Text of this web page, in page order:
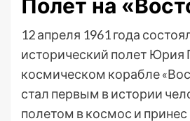
Полет на
12 апреля 1961 года
исторический полет Юрия
космическом корабле
стал первым в истории
полетом в космос и принес